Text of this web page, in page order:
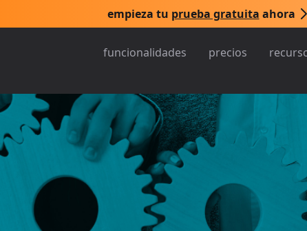
empieza tu prueba gratuita ahora
funcionalidades precios